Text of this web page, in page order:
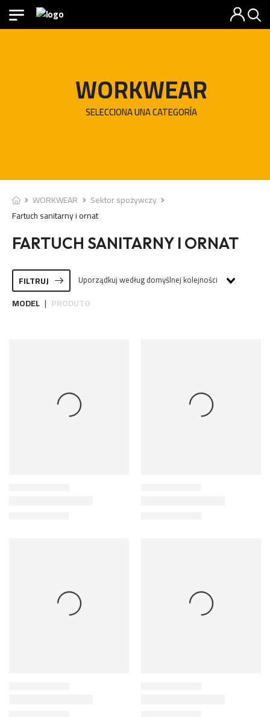
WORKWEAR
SELECCIONA UNA CATEGORÍA
WORKWEAR
Sektor spożywczy
Fartuch sanitarny i ornat
FARTUCH SANITARNY I ORNAT
FILTRUJ Uporządkuj według domyślnej kolejności
MODEL | PRODUTO